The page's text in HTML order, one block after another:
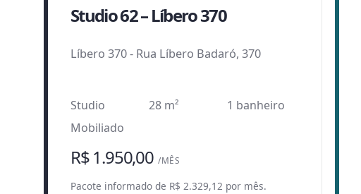
Studio 62 – Líbero 370
Líbero 370- Rua Líbero Badaró, 370
Studio 28 m²
1 banheiro
Mobiliado
R$ 1.950,00 /MÊS
Pacote informado de R$ 2.329,12 por mês.